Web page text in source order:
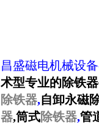
昌盛磁电机械设
术型专业的除铁
除铁器,自卸永磁
器,筒式除铁器,管